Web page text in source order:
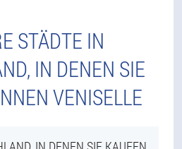
STÄDTE IN
IN DENEN SIE
VENISELLE